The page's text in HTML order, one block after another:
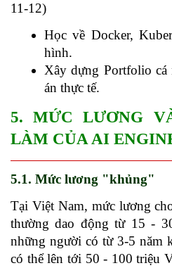
11-12)
Học về Docker,
hình.
Xây dựng Portfolio
án thực tế.
5. MỨC LƯƠNG
LÀM CỦA AI
5.1. Mức lương "khủng"
Tại Việt Nam, mức lương
thường dao động từ 15 -
những người có từ 3-5 năm
có thể lên tới 50 - 100 triệu